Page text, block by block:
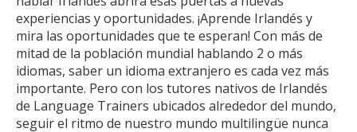
experiencias y oportunidades. ¡Aprende Irlandés y
mira las oportunidades que te esperan! Con más de
mitad de la población mundial hablando 2 o más
idiomas, saber un idioma extranjero es cada vez más
importante. Pero con los tutores nativos de Irlandés
de Language Trainers ubicados alrededor del mundo,
seguir el ritmo de nuestro mundo multilingüe nunca